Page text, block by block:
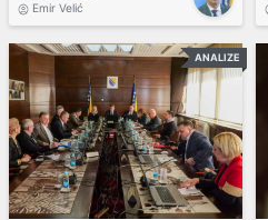
Emir Velić
ANALIZE